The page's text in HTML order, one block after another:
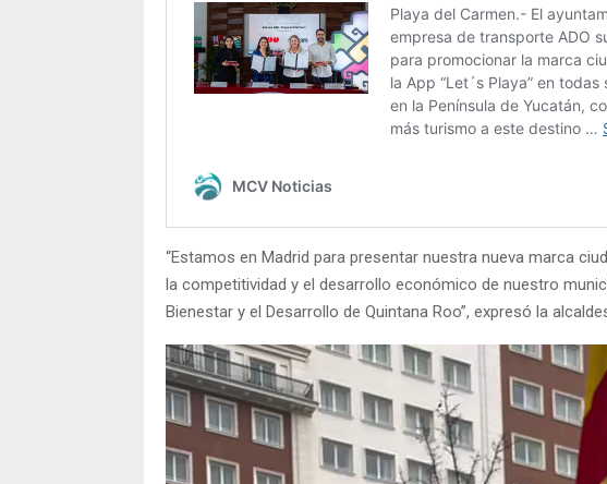
“Estamos en Madrid para presentar nuestra nueva marca
la competitividad y el desarrollo económico de nuestro
Bienestar y el Desarrollo de Quintana Roo”, expresó la